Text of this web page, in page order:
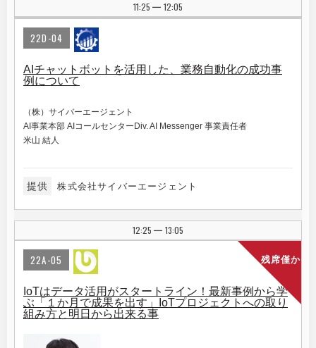
11:25 | 12:05
22D-04
AIチャットボットを活用した、業務自動化の成功事
例について
（株）サイバーエージェント
AI事業本部 AIコールセンターDiv. AI Messenger 事業責任者
米山 結人
提供 株式会社サイバーエージェント
12:25 | 13:05
残席僅か
22A-05
IoTはデータ活用がスタートライン！最新事例から学
ぶ「１か月で成果を出す」IoTプロジェクトへの取り
組み方と明日から出来る事